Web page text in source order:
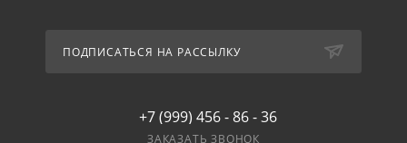
ПОДПИСАТЬСЯ НА РАССЫЛКУ
+7 (999) 456 - 86 - 36
ЗАКАЗАТЬ ЗВОНОК